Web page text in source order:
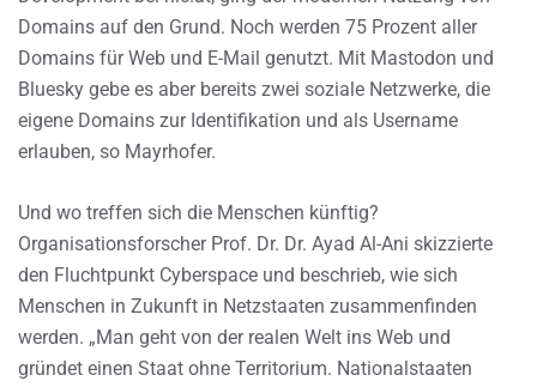
Domains auf den Grund. Noch werden 75 Prozent aller
Domains für Web und E-Mail genutzt. Mit Mastodon und
Bluesky gebe es aber bereits zwei soziale Netzwerke, die
eigene Domains zur Identifikation und als Username
erlauben, so Mayrhofer.
Und wo treffen sich die Menschen künftig?
Organisationsforscher Prof. Dr. Dr. Ayad Al-Ani skizzierte
den Fluchtpunkt Cyberspace und beschrieb, wie sich
Menschen in Zukunft in Netzstaaten zusammenfinden
werden. „Man geht von der realen Welt ins Web und
gründet einen Staat ohne Territorium. Nationalstaaten